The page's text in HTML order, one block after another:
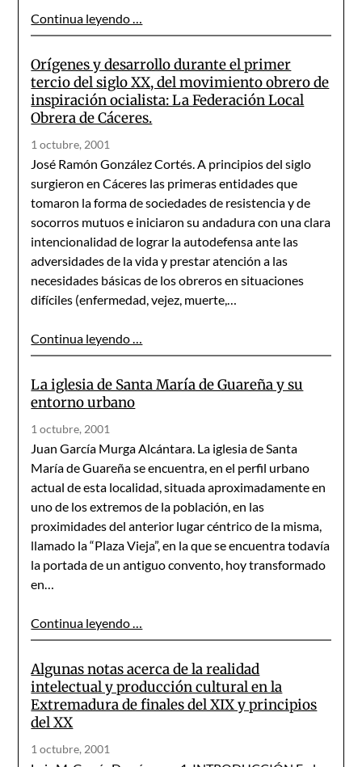
Continua leyendo …
Orígenes y desarrollo durante el primer
tercio del siglo XX, del movimiento obrero de
inspiración ocialista: La Federación Local
Obrera de Cáceres.
1 octubre, 2001
José Ramón González Cortés. A principios del siglo
surgieron en Cáceres las primeras entidades que
tomaron la forma de sociedades de resistencia y de
socorros mutuos e iniciaron su andadura con una clara
intencionalidad de lograr la autodefensa ante las
adversidades de la vida y prestar atención a las
necesidades básicas de los obreros en situaciones
difíciles (enfermedad, vejez, muerte,…
Continua leyendo …
La iglesia de Santa María de Guareña y su
entorno urbano
1 octubre, 2001
Juan García Murga Alcántara. La iglesia de Santa
María de Guareña se encuentra, en el perfil urbano
actual de esta localidad, situada aproximadamente en
uno de los extremos de la población, en las
proximidades del anterior lugar céntrico de la misma,
llamado la “Plaza Vieja”, en la que se encuentra todavía
la portada de un antiguo convento, hoy transformado
en…
Continua leyendo …
Algunas notas acerca de la realidad
intelectual y producción cultural en la
Extremadura de finales del XIX y principios
del XX
1 octubre, 2001